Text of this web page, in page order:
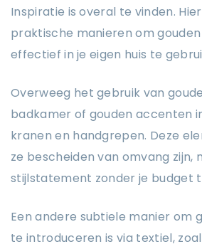
Inspiratie is overal te vinden.
praktische manieren om
effectief in je eigen huis te
Overweeg het gebruik van
badkamer of gouden accenten
kranen en handgrepen. Deze
ze bescheiden van omvang zijn,
stijlstatement zonder je budget
Een andere subtiele manier om
te introduceren is via textiel,